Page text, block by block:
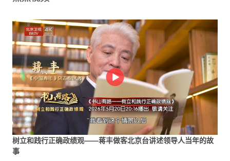
树立和践行正确政绩观——蒋丰做客北京台讲述领导人当年的故
事